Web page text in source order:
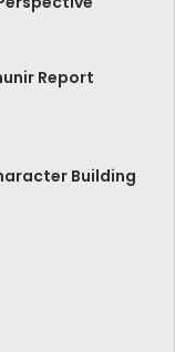
Report
Building